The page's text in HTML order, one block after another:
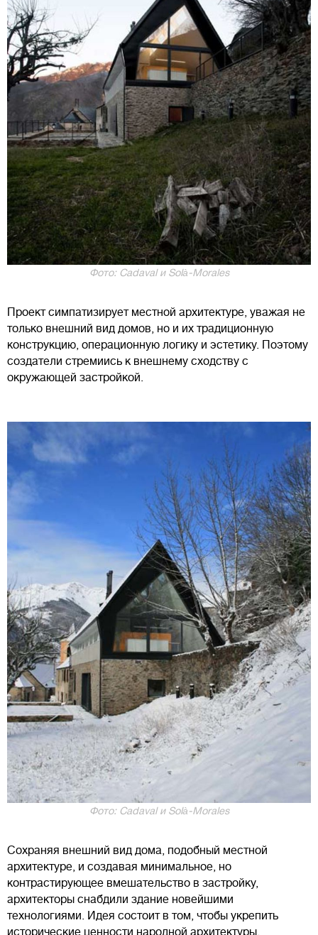
Фото: Cadaval и Solà-Morales
Проект симпатизирует местной архитектуре, уважая не
только внешний вид домов, но и их традиционную
конструкцию, операционную логику и эстетику. Поэтому
создатели стремиись к внешнему сходству с
окружающей застройкой.
Фото: Cadaval и Solà-Morales
Сохраняя внешний вид дома, подобный местной
архитектуре, и создавая минимальное, но
контрастирующее вмешательство в застройку,
архитекторы снабдили здание новейшими
технологиями. Идея состоит в том, чтобы укрепить
исторические ценности народной архитектуры.